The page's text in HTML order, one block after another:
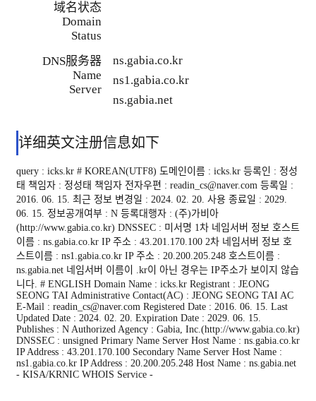
域名状态
Domain
Status
DNS服务器
Name
Server
ns.gabia.co.kr
ns1.gabia.co.kr
ns.gabia.net
详细英文注册信息如下
query : icks.kr # KOREAN(UTF8) 도메인이름 : icks.kr 등록인 : 정성
태 책임자 : 정성태 책임자 전자우편 : readin_cs@naver.com 등록일 :
2016. 06. 15. 최근 정보 변경일 : 2024. 02. 20. 사용 종료일 : 2029.
06. 15. 정보공개여부 : N 등록대행자 : (주)가비아
(http://www.gabia.co.kr) DNSSEC : 미서명 1차 네임서버 정보 호스트
이름 : ns.gabia.co.kr IP 주소 : 43.201.170.100 2차 네임서버 정보 호
스트이름 : ns1.gabia.co.kr IP 주소 : 20.200.205.248 호스트이름 :
ns.gabia.net 네임서버 이름이 .kr이 아닌 경우는 IP주소가 보이지 않습
니다. # ENGLISH Domain Name : icks.kr Registrant : JEONG
SEONG TAI Administrative Contact(AC) : JEONG SEONG TAI AC
E-Mail : readin_cs@naver.com Registered Date : 2016. 06. 15. Last
Updated Date : 2024. 02. 20. Expiration Date : 2029. 06. 15.
Publishes : N Authorized Agency : Gabia, Inc.(http://www.gabia.co.kr)
DNSSEC : unsigned Primary Name Server Host Name : ns.gabia.co.kr
IP Address : 43.201.170.100 Secondary Name Server Host Name :
ns1.gabia.co.kr IP Address : 20.200.205.248 Host Name : ns.gabia.net
- KISA/KRNIC WHOIS Service -